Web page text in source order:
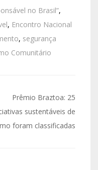
no Brasil”,
, Encontro Nacional
, segurança
Comunitário
Prêmio Braztoa: 25
sustentáveis de
foram classificadas